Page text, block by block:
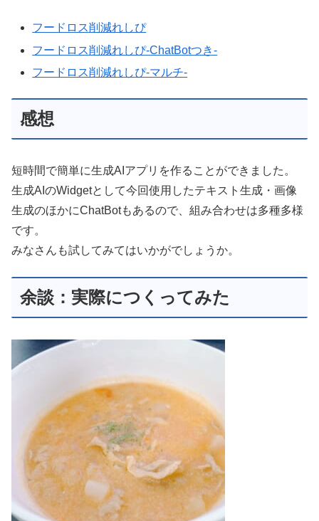
フードロス削減れしぴ
フードロス削減れしぴ-ChatBotつき-
フードロス削減れしぴ-マルチ-
感想
短時間で簡単に生成AIアプリを作ることができました。
生成AIのWidgetとして今回使用したテキスト生成・画像
生成のほかにChatBotもあるので、組み合わせは多種多様
です。
みなさんも試してみてはいかがでしょうか。
余談：実際につくってみた